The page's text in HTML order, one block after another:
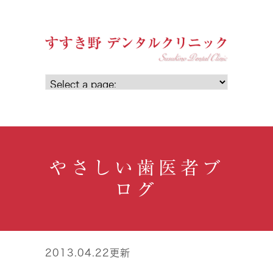
やさしい歯医者ブ
ログ
2013.04.22更新